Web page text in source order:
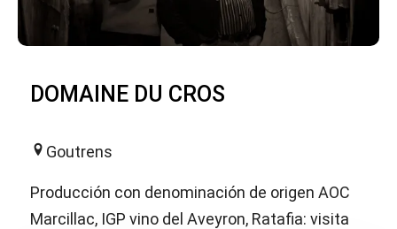
DOMAINE DU CROS
Goutrens
Producción con denominación de origen AOC
Marcillac, IGP vino del Aveyron, Ratafia: visita